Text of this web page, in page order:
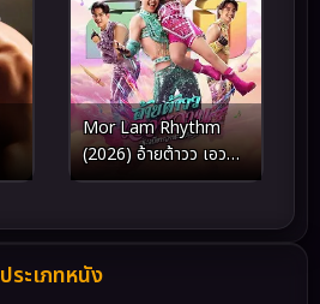
Mor Lam Rhythm
(2026) อ้ายต้าวว เอว
หวาน ระเบียบวาทะศิลป์
ประเภทหนัง